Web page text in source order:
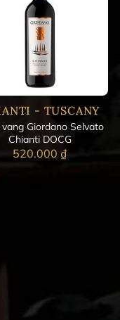
- TUSCANY
vang Giordano Selvato
Chianti DOCG
520.000 ₫